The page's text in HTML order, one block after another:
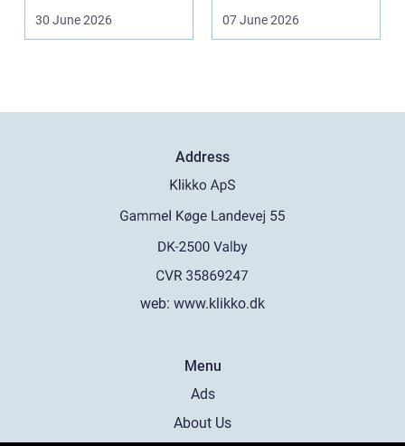
30 June 2026 07 June 2026
Address
web: www.klikko.dk
Menu
Ads
About Us